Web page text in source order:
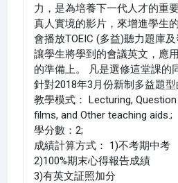
力，是為培養下一代人才的重
真人實境的影片，來增進學生
會播放TOEIC (多益)聽力題庫
讓學生將學到的會議英文，應
的準備上。 凡是選修這堂課的
針對2018年3月份新制多益題
教學模式： Lecturing,
films, and Other teaching aids.;
學分數：2;
成績計算方式： 1)不考期中考
2)100%期末心得報告成績
3)有英文証照加分